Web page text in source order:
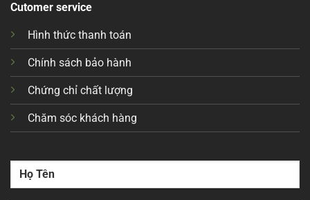
Cutomer service
Hình thức thanh toán
Chính sách bảo hành
Chứng chỉ chất lượng
Chăm sóc khách hàng